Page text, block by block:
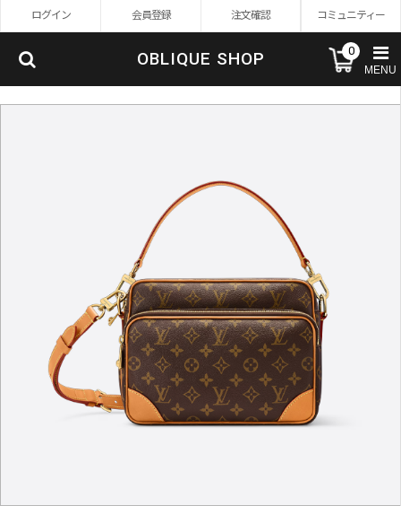
ログイン 会員登録 注文確認 コミュニティー
OBLIQUE SHOP 0
MENU